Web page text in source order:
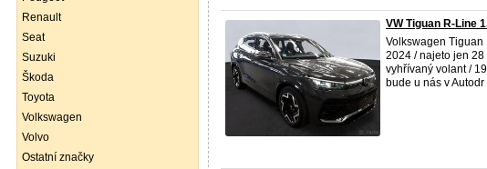
Renault
Seat
Suzuki
Škoda
Toyota
Volkswagen
Volvo
Ostatní značky
VW Tiguan R-Line
Volkswagen Tiguan
2024 / najeto jen 28
vyhřívaný volant /
bude u nás v Autodr